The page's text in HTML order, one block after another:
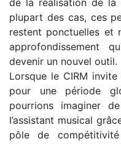
de la réalisation de la
plupart des cas, ces
restent ponctuelles et
approfondissement
devenir un nouvel outil.
Lorsque le CIRM
pour une période
pourrions imaginer
l’assistant musical
pôle de